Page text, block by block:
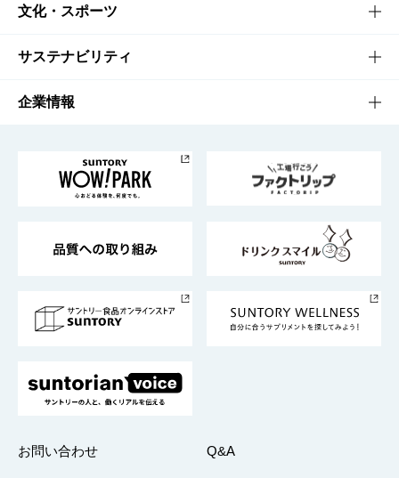
商品一覧
商品発売情報
栄養成分一覧
知る・楽しむTOP
キャンペーン
工場見学
地域情報
文化・スポーツ
文化・スポーツTOP
サントリーホール
サントリーサンバーズ大阪
サステナビリティ
サステナビリティTOP
サントリーが考えるサステナビリティ経営
企業情報
企業概要
採用情報
お問い合わせ Q&A